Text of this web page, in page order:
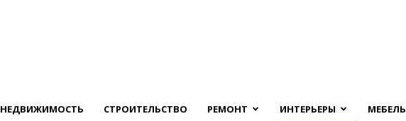
НЕДВИЖИМОСТЬ СТРОИТЕЛЬСТВО РЕМОНТ ИНТЕРЬЕРЫ МЕБЕЛЬ